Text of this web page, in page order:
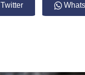
Twitter